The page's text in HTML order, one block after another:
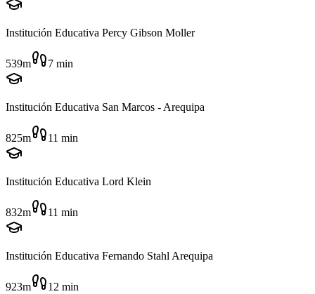
Institución Educativa Percy Gibson Moller
539m 7 min
Institución Educativa San Marcos - Arequipa
825m 11 min
Institución Educativa Lord Klein
832m 11 min
Institución Educativa Fernando Stahl Arequipa
923m 12 min